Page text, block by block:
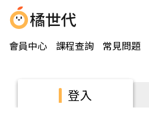
會員中心 課程查詢 常見問題
登入